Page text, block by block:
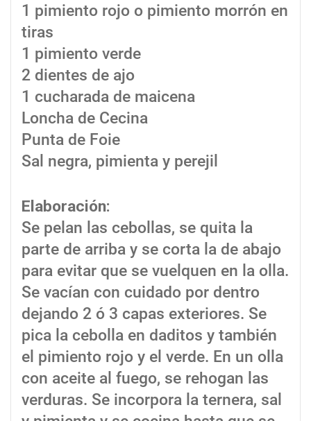
1 pimiento rojo o pimiento morrón en
tiras
1 pimiento verde
2 dientes de ajo
1 cucharada de maicena
Loncha de Cecina
Punta de Foie
Sal negra, pimienta y perejil
Elaboración:
Se pelan las cebollas, se quita la
parte de arriba y se corta la de abajo
para evitar que se vuelquen en la olla.
Se vacían con cuidado por dentro
dejando 2 ó 3 capas exteriores. Se
pica la cebolla en daditos y también
el pimiento rojo y el verde. En un olla
con aceite al fuego, se rehogan las
verduras. Se incorpora la ternera, sal